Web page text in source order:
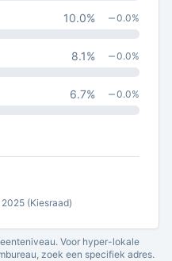
10.0% 0.0%
8.1% 0.0%
6.7% 0.0%
(Kiesraad)
Voor hyper-lokale
zoek een specifiek adres.